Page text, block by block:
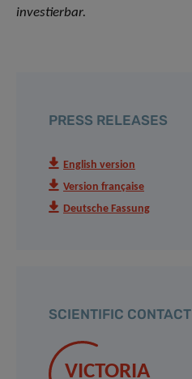
investierbar.
PRESS RELEASES
English version
Version française
Deutsche Fassung
SCIENTIFIC CONTACT
VICTORIA